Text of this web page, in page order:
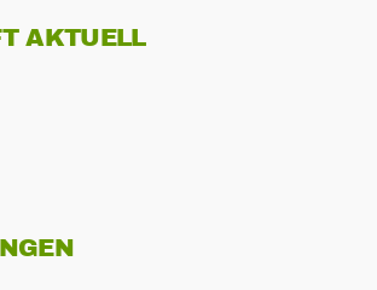
AKTUELL